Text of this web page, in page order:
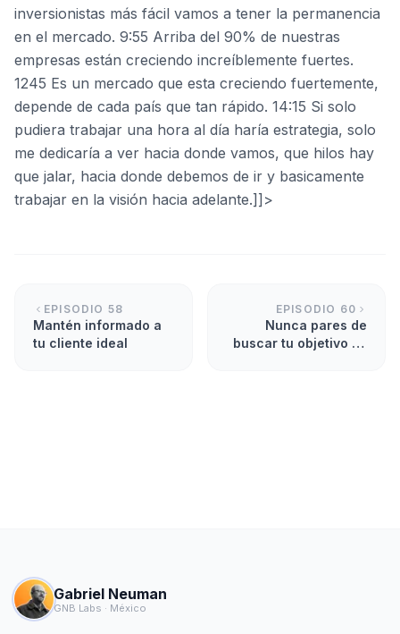
inversionistas más fácil vamos a tener la permanencia
en el mercado. 9:55 Arriba del 90% de nuestras
empresas están creciendo increíblemente fuertes.
1245 Es un mercado que esta creciendo fuertemente,
depende de cada país que tan rápido. 14:15 Si solo
pudiera trabajar una hora al día haría estrategia, solo
me dedicaría a ver hacia donde vamos, que hilos hay
que jalar, hacia donde debemos de ir y basicamente
trabajar en la visión hacia adelante.]]>
EPISODIO 58
Mantén informado a
tu cliente ideal
EPISODIO 60
Nunca pares de
buscar tu objetivo se
Gabriel Neuman
GNB Labs · México